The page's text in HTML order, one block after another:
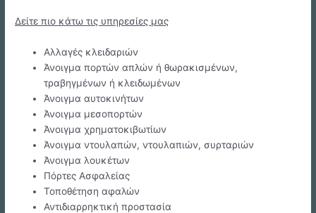
Δείτε πιο κάτω τις υπηρεσίες μας
Αλλαγές κλειδαριών
Άνοιγμα πορτών απλών ή θωρακισμένων,
τραβηγμένων ή κλειδωμένων
Άνοιγμα αυτοκινήτων
Άνοιγμα μεσοπορτών
Άνοιγμα χρηματοκιβωτίων
Άνοιγμα ντουλαπών, ντουλαπιών, συρταριών
Άνοιγμα λουκέτων
Πόρτες Ασφαλείας
Τοποθέτηση αφαλών
Αντιδιαρρηκτική προστασία